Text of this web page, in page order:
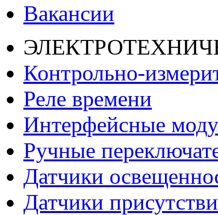
Вакансии
Контрольно-
Реле времени
Интерфейсные
Ручные
Датчики
Датчики